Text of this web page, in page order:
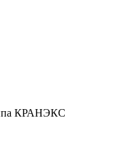
КРАНЭКС